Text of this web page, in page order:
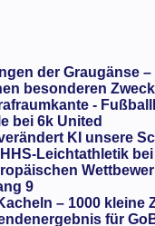
der Graugänse
besonderen
-
bei 6k United
KI unsere
Leichtathletik
9
– 1000 kleine
für